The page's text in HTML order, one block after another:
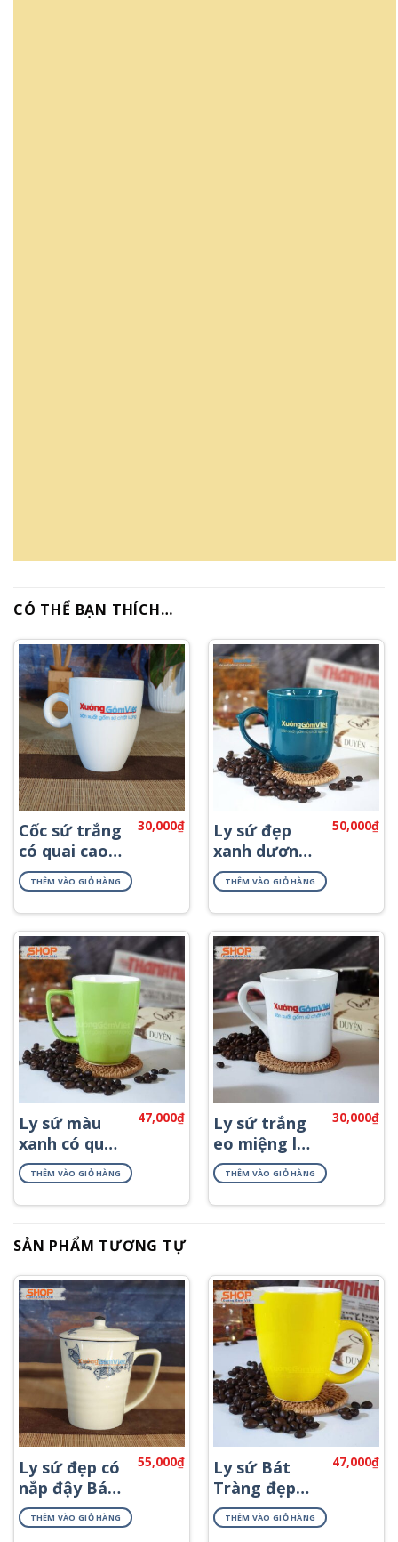
CÓ THỂ BẠN THÍCH…
Cốc sứ trắng
có quai cao
cấp CST-M46
30,000₫
THÊM VÀO GIỎ HÀNG
Ly sứ đẹp
xanh dương
giá rẻ CSM-
M60
50,000₫
THÊM VÀO GIỎ HÀNG
Ly sứ màu
xanh có quai
đẹp CSM-
M58.1
47,000₫
THÊM VÀO GIỎ HÀNG
Ly sứ trắng
eo miệng loe
CST-M08
30,000₫
THÊM VÀO GIỎ HÀNG
SẢN PHẨM TƯƠNG TỰ
Ly sứ đẹp có
nắp đậy Bát
Tràng CSN-
M55
55,000₫
THÊM VÀO GIỎ HÀNG
Ly sứ Bát
Tràng đẹp
màu vàng
CSM-M25.5
47,000₫
THÊM VÀO GIỎ HÀNG